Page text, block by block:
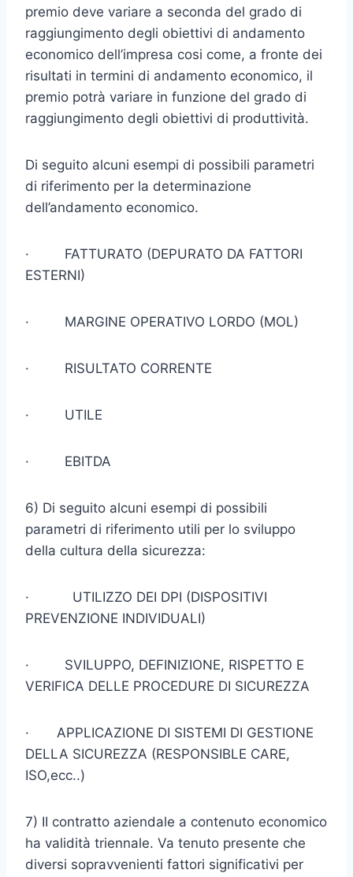
premio deve va­riare a seconda del grado di
raggiungimento degli obiettivi di an­damento
economico dell’impresa cosi come, a fronte dei
risultati in termini di andamento economico, il
premio potrà variare in fun­zione del grado di
raggiungimento degli obiettivi di produttività.
Di seguito alcuni esempi di possibili parametri
di riferimento per la determinazione
dell’andamento economico.
· FATTURATO (DEPURATO DA FATTORI
ESTERNI)
· MARGINE OPERATIVO LORDO (MOL)
· RISULTATO CORRENTE
· UTILE
· EBITDA
6) Di seguito alcuni esempi di possibili
parametri di riferimento utili per lo sviluppo
della cultura della sicurezza:
· UTILIZZO DEI DPI (DISPOSITIVI
PREVENZIONE INDIVIDUALI)
· SVILUPPO, DEFINIZIONE, RISPETTO E
VERIFICA DELLE PRO­CEDURE DI SICUREZZA
· APPLICAZIONE DI SISTEMI DI GESTIONE
DELLA SICUREZZA (RESPONSIBLE CARE,
ISO,ecc..)
7) II contratto aziendale a contenuto economico
ha validità triennale. Va tenuto presente che
diversi sopravvenienti fattori significativi per